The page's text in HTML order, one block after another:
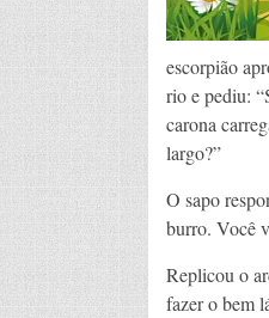
escorpião
rio e pediu:
carona
largo?”
O sapo
burro. Você
Replicou o
fazer o bem